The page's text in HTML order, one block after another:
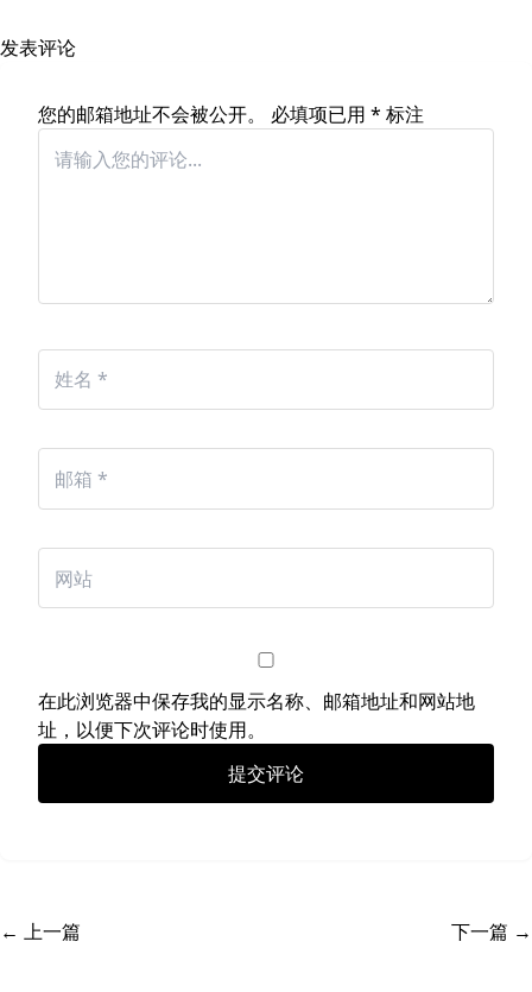
发表评论
您的邮箱地址不会被公开。 必填项已用 * 标注
在此浏览器中保存我的显示名称、邮箱地址和网站地
址，以便下次评论时使用。
← 上一篇 下一篇 →